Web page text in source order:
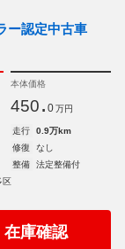
ー認定中古車
本体価格
450. 0 万円
走行
0.9万km
修復
なし
整備
法定整備付
区
在庫確認